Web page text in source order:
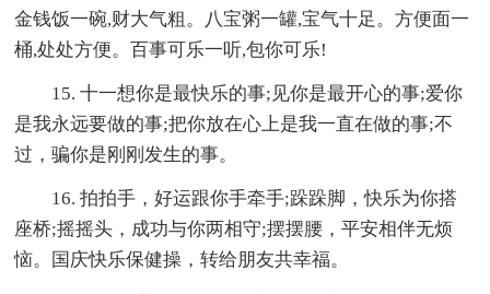
金钱饭一碗,财大气粗。八宝粥一罐,宝气十足。方便面一
桶,处处方便。百事可乐一听,包你可乐!
15. 十一想你是最快乐的事;见你是最开心的事;爱你
是我永远要做的事;把你放在心上是我一直在做的事;不
过，骗你是刚刚发生的事。
16. 拍拍手，好运跟你手牵手;跺跺脚，快乐为你搭
座桥;摇摇头，成功与你两相守;摆摆腰，平安相伴无烦
恼。国庆快乐保健操，转给朋友共幸福。